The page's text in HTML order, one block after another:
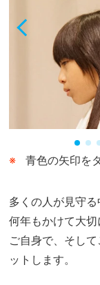
青色の矢印を
多くの人が見守る
何年もかけて大切
ご自身で、そし
ットします。